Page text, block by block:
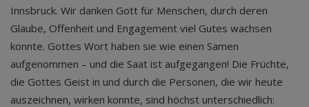
Innsbruck. Wir danken Gott für Menschen, durch deren
Glaube, Offenheit und Engagement viel Gutes wachsen
konnte. Gottes Wort haben sie wie einen Samen
aufgenommen – und die Saat ist aufgegangen! Die Früchte,
die Gottes Geist in und durch die Personen, die wir heute
auszeichnen, wirken konnte, sind höchst unterschiedlich: